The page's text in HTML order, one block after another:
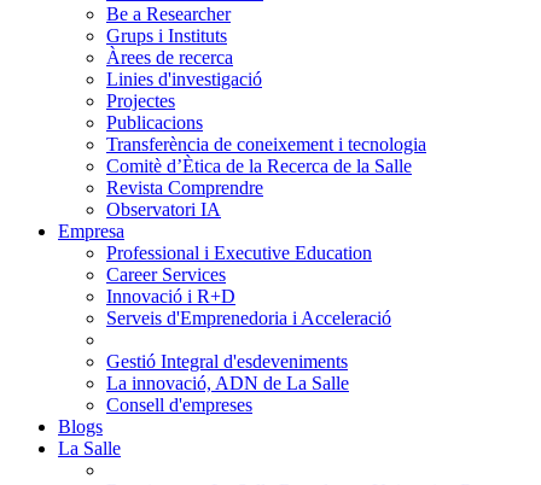
Be a Researcher
Grups i Instituts
Àrees de recerca
Linies d'investigació
Projectes
Publicacions
Transferència de coneixement i tecnologia
Comitè d’Ètica de la Recerca de la Salle
Revista Comprendre
Observatori IA
Empresa
Professional i Executive Education
Career Services
Innovació i R+D
Serveis d'Emprenedoria i Acceleració
Gestió Integral d'esdeveniments
La innovació, ADN de La Salle
Consell d'empreses
Blogs
La Salle